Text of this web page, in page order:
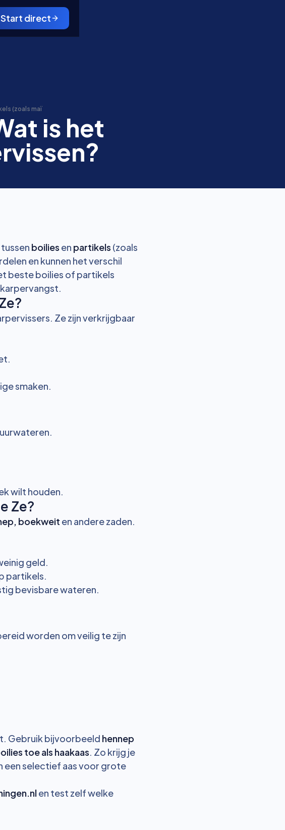
Start direct
(zoals maï
is het
boilies en partikels (zoals
en kunnen het verschil
beste boilies of partikels
Ze zijn verkrijgbaar
smaken.
wilt houden.
Ze?
boekweit en andere zaden.
geld.
partikels.
bevisbare wateren.
worden om veilig te zijn
Gebruik bijvoorbeeld hennep
toe als haakaas. Zo krijg je
een selectief aas voor grote
en test zelf welke